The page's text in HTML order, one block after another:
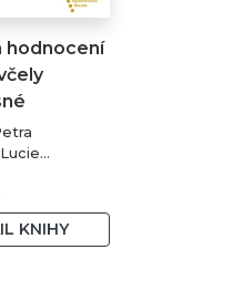
hodnocení
KNIHY